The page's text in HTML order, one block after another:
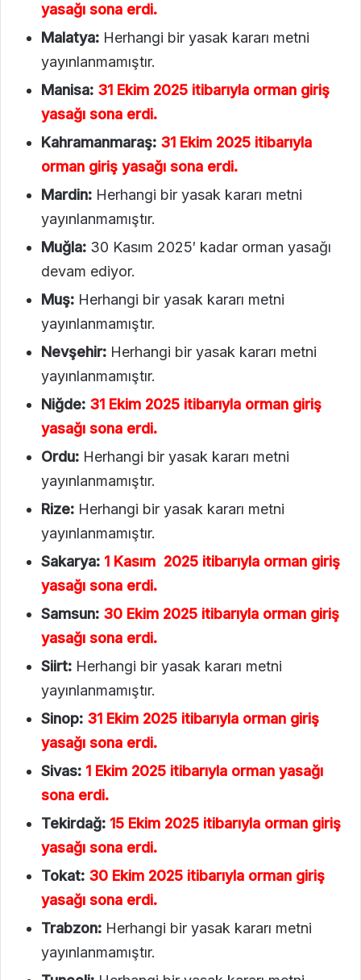
yasağı sona erdi.
Malatya: Herhangi bir yasak kararı metni
yayınlanmamıştır.
Manisa: 31 Ekim 2025 itibarıyla orman giriş
yasağı sona erdi.
Kahramanmaraş: 31 Ekim 2025 itibarıyla
orman giriş yasağı sona erdi.
Mardin: Herhangi bir yasak kararı metni
yayınlanmamıştır.
Muğla: 30 Kasım 2025′ kadar orman yasağı
devam ediyor.
Muş: Herhangi bir yasak kararı metni
yayınlanmamıştır.
Nevşehir: Herhangi bir yasak kararı metni
yayınlanmamıştır.
Niğde: 31 Ekim 2025 itibarıyla orman giriş
yasağı sona erdi.
Ordu: Herhangi bir yasak kararı metni
yayınlanmamıştır.
Rize: Herhangi bir yasak kararı metni
yayınlanmamıştır.
Sakarya: 1 Kasım 2025 itibarıyla orman giriş
yasağı sona erdi.
Samsun: 30 Ekim 2025 itibarıyla orman giriş
yasağı sona erdi.
Siirt: Herhangi bir yasak kararı metni
yayınlanmamıştır.
Sinop: 31 Ekim 2025 itibarıyla orman giriş
yasağı sona erdi.
Sivas: 1 Ekim 2025 itibarıyla orman yasağı
sona erdi.
Tekirdağ: 15 Ekim 2025 itibarıyla orman giriş
yasağı sona erdi.
Tokat: 30 Ekim 2025 itibarıyla orman giriş
yasağı sona erdi.
Trabzon: Herhangi bir yasak kararı metni
yayınlanmamıştır.